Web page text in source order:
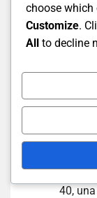
Tendencias
rendimiento
hacia tasas
permitido a
40,
choose
Customize.
All to decline